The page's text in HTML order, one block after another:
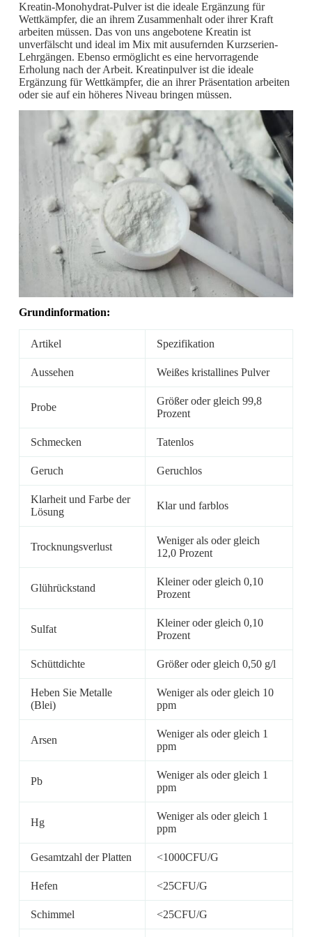
Kreatin-Monohydrat-Pulver ist die ideale Ergänzung für
Wettkämpfer, die an ihrem Zusammenhalt oder ihrer Kraft
arbeiten müssen. Das von uns angebotene Kreatin ist
unverfälscht und ideal im Mix mit ausufernden Kurzserien-
Lehrgängen. Ebenso ermöglicht es eine hervorragende
Erholung nach der Arbeit. Kreatinpulver ist die ideale
Ergänzung für Wettkämpfer, die an ihrer Präsentation arbeiten
oder sie auf ein höheres Niveau bringen müssen.
Grundinformation:
Artikel Spezifikation
Aussehen Weißes kristallines Pulver
Probe
Größer oder gleich 99,8
Prozent
Schmecken Tatenlos
Geruch Geruchlos
Klarheit und Farbe der
Lösung
Klar und farblos
Trocknungsverlust
Weniger als oder gleich
12,0 Prozent
Glührückstand
Kleiner oder gleich 0,10
Prozent
Sulfat
Kleiner oder gleich 0,10
Prozent
Schüttdichte Größer oder gleich 0,50 g/l
Heben Sie Metalle
(Blei)
Weniger als oder gleich 10
ppm
Arsen
Weniger als oder gleich 1
ppm
Pb
Weniger als oder gleich 1
ppm
Hg
Weniger als oder gleich 1
ppm
Gesamtzahl der Platten <1000CFU/G
Hefen <25CFU/G
Schimmel <25CFU/G